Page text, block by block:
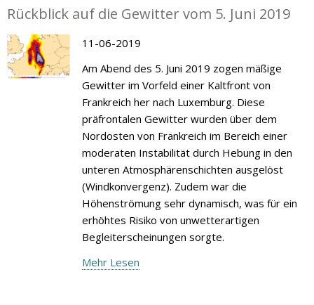
Rückblick auf die Gewitter vom 5. Juni 2019
11-06-2019
Am Abend des 5. Juni 2019 zogen mäßige
Gewitter im Vorfeld einer Kaltfront von
Frankreich her nach Luxemburg. Diese
präfrontalen Gewitter wurden über dem
Nordosten von Frankreich im Bereich einer
moderaten Instabilität durch Hebung in den
unteren Atmosphärenschichten ausgelöst
(Windkonvergenz). Zudem war die
Höhenströmung sehr dynamisch, was für ein
erhöhtes Risiko von unwetterartigen
Begleiterscheinungen sorgte.
Mehr Lesen